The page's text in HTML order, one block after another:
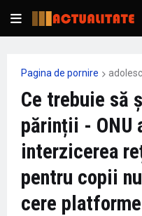
Pagina de pornire
Ce trebuie să
părinții - ONU
interzicerea
pentru copii
cere